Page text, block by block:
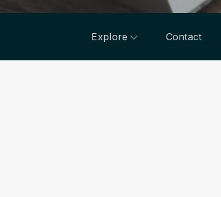
Explore Contact